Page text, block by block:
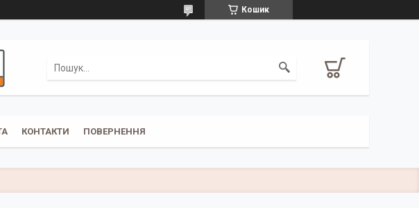
Кошик
КОНТАКТИ ПОВЕРНЕННЯ